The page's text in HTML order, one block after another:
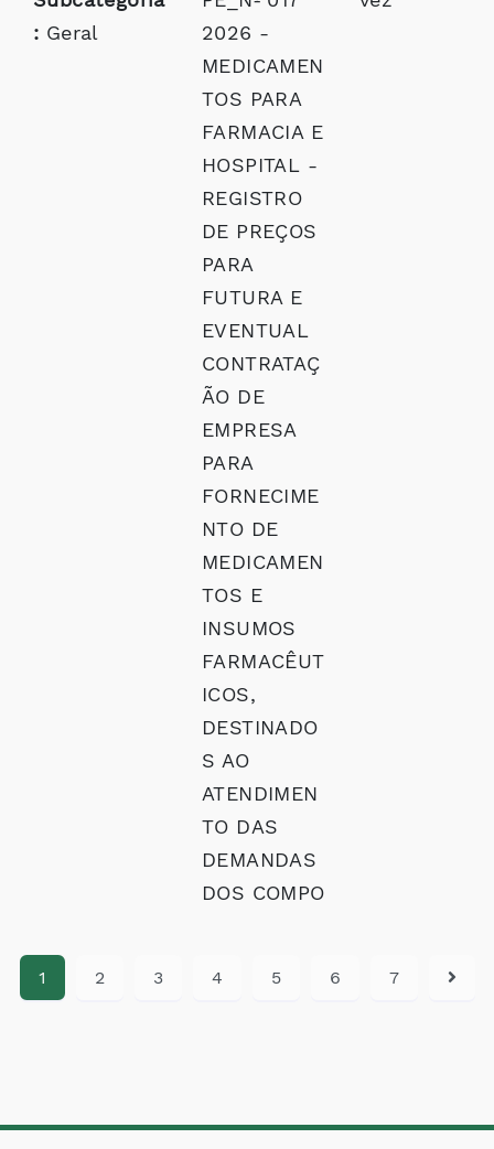
: Geral
2026 -
MEDICAMEN
TOS PARA
FARMACIA E
HOSPITAL -
REGISTRO
DE PREÇOS
PARA
FUTURA E
EVENTUAL
CONTRATAÇ
ÃO DE
EMPRESA
PARA
FORNECIME
NTO DE
MEDICAMEN
TOS E
INSUMOS
FARMACÊUT
ICOS,
DESTINADO
S AO
ATENDIMEN
TO DAS
DEMANDAS
DOS COMPO
1 2 3 4 5 6 7